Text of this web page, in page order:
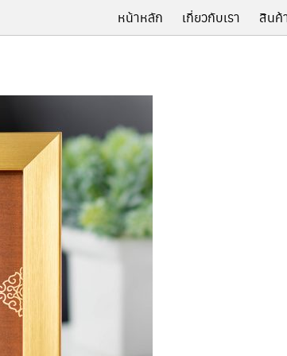
หน้าหลัก เกี่ยวกับเรา สินค้